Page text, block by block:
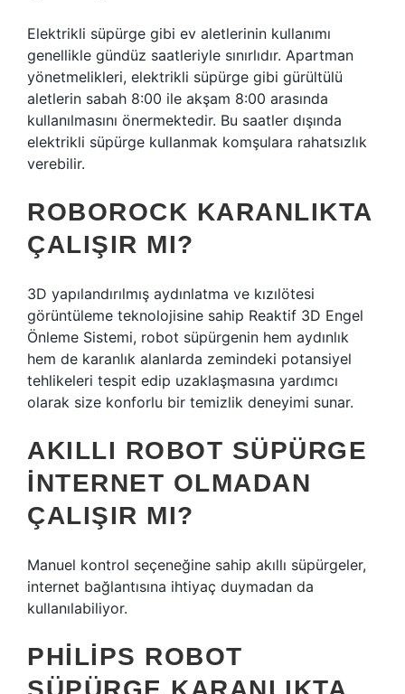
Elektrikli süpürge gibi ev aletlerinin kullanımı
genellikle gündüz saatleriyle sınırlıdır. Apartman
yönetmelikleri, elektrikli süpürge gibi gürültülü
aletlerin sabah 8:00 ile akşam 8:00 arasında
kullanılmasını önermektedir. Bu saatler dışında
elektrikli süpürge kullanmak komşulara rahatsızlık
verebilir.
ROBOROCK KARANLIKTA
ÇALIŞIR MI?
3D yapılandırılmış aydınlatma ve kızılötesi
görüntüleme teknolojisine sahip Reaktif 3D Engel
Önleme Sistemi, robot süpürgenin hem aydınlık
hem de karanlık alanlarda zemindeki potansiyel
tehlikeleri tespit edip uzaklaşmasına yardımcı
olarak size konforlu bir temizlik deneyimi sunar.
AKILLI ROBOT SÜPÜRGE
INTERNET OLMADAN
ÇALIŞIR MI?
Manuel kontrol seçeneğine sahip akıllı süpürgeler,
internet bağlantısına ihtiyaç duymadan da
kullanılabiliyor.
PHILIPS ROBOT